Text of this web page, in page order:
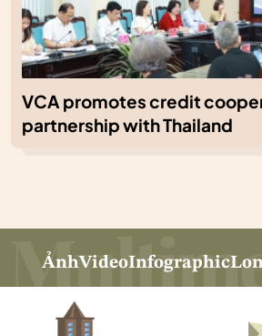
VCA promotes credit
partnership with Thailand
ẢnhVideoInfographic